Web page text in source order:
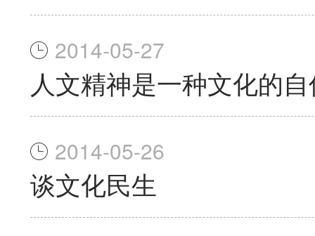
2014-05-27
人文精神是一种文化的
2014-05-26
谈文化民生